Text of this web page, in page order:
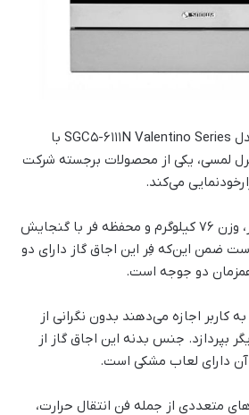
اجاق گاز 5 شعله اسنوا مدل SGC5-6111N Valentino Series با
لمسی، یکی از محصولات برجسته شرکت
می‌کند.
ابعاد 86x90x60 سانتی‌متر، وزن 76 کیلوگرم و محفظه فر با گنجایش
است ضمن این‌که فِر این اجاق گاز دارای دو
دو جوجه است.
کاربر اجازه می‌دهند بدون نگرانی از
بپردازد. جنس بدنه این اجاق گاز از
آن دارای لعاب مشکی است.
متعددی از جمله فن انتقال حرارت،